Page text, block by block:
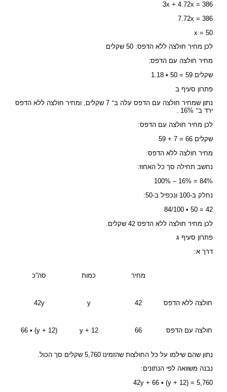
3x + 4.72x = 386
7.72x = 386
x = 50
לכן מחיר חולצה ללא הדפס: 50 שקלים
מחיר חולצה עם הדפס:
1.18 • 50 = 59 שקלים
פתרון סעיף ב
נתון שמחיר חולצה עם הדפס עלה ב־ 7 שקלים, ומחיר חולצה ללא הדפס
ירד ב־ 16% .
לכן מחיר חולצה עם הדפס:
59 + 7 = 66 שקלים
מחיר חולצה ללא הדפס:
נחשב תחילה סך כל האחוז:
100% – 16% = 84%
נחלק ב-100 ונכפיל ב-50:
84/100 • 50 = 42
לכן מחיר חולצה ללא הדפס 42 שקלים.
פתרון סעיף ג
דרך א:
מחיר כמות סה”כ
חולצה ללא הדפס 42
y
42y
חולצה עם הדפס 66
y + 12
66 • (y + 12)
נתון שהם שילמו על כל החולצות שהזמינו 5,760 שקלים סך הכול.
נבנה משוואה לפי הנתונים:
42y + 66 • (y + 12) = 5,760